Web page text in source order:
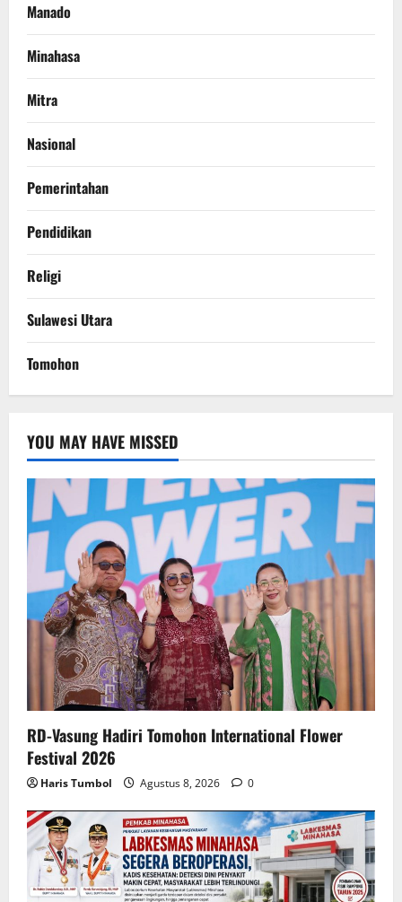
Manado
Minahasa
Mitra
Nasional
Pemerintahan
Pendidikan
Religi
Sulawesi Utara
Tomohon
YOU MAY HAVE MISSED
RD-Vasung Hadiri Tomohon International Flower
Festival 2026
Haris Tumbol Agustus 8, 2026 0